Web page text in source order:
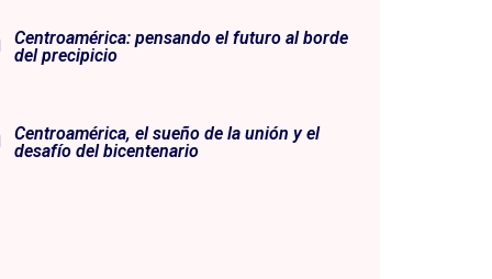
Centroamérica: pensando el futuro al borde
del precipicio
Centroamérica, el sueño de la unión y el
desafío del bicentenario